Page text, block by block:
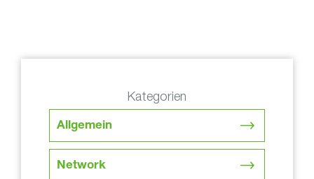
Kategorien
Allgemein
Network